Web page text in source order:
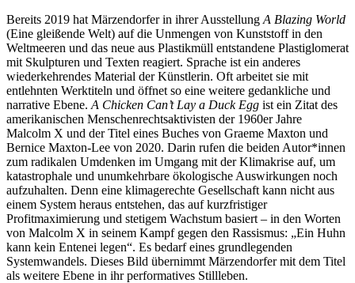
Bereits 2019 hat Märzendorfer in ihrer Ausstellung A Blazing World
(Eine gleißende Welt) auf die Unmengen von Kunststoff in den
Weltmeeren und das neue aus Plastikmüll entstandene Plastiglomerat
mit Skulpturen und Texten reagiert. Sprache ist ein anderes
wiederkehrendes Material der Künstlerin. Oft arbeitet sie mit
entlehnten Werktiteln und öffnet so eine weitere gedankliche und
narrative Ebene. A Chicken Can’t Lay a Duck Egg ist ein Zitat des
amerikanischen Menschenrechtsaktivisten der 1960er Jahre
Malcolm X und der Titel eines Buches von Graeme Maxton und
Bernice Maxton-Lee von 2020. Darin rufen die beiden Autor*innen
zum radikalen Umdenken im Umgang mit der Klimakrise auf, um
katastrophale und unumkehrbare ökologische Auswirkungen noch
aufzuhalten. Denn eine klimagerechte Gesellschaft kann nicht aus
einem System heraus entstehen, das auf kurzfristiger
Profitmaximierung und stetigem Wachstum basiert – in den Worten
von Malcolm X in seinem Kampf gegen den Rassismus: „Ein Huhn
kann kein Entenei legen“. Es bedarf eines grundlegenden
Systemwandels. Dieses Bild übernimmt Märzendorfer mit dem Titel
als weitere Ebene in ihr performatives Stillleben.